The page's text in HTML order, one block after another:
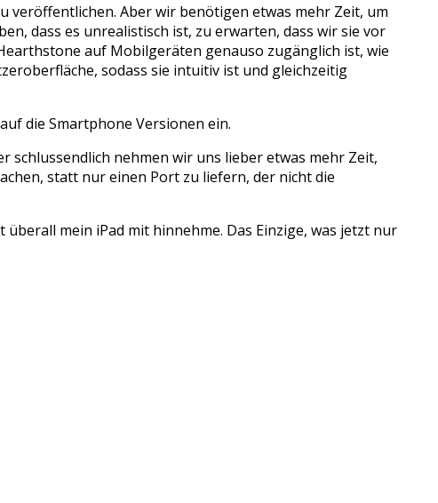
Aber wir benötigen etwas mehr Zeit, um
dass es unrealistisch ist, zu erwarten, dass wir sie vor
auf Mobilgeräten genauso zugänglich ist, wie
sodass sie intuitiv ist und gleichzeitig
die Smartphone Versionen ein.
nehmen wir uns lieber etwas mehr Zeit,
statt nur einen Port zu liefern, der nicht die
mein iPad mit hinnehme. Das Einzige, was jetzt nur